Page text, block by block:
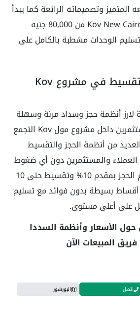
وتصميماته الرائعة كما يبدأ
سعر المتر في مول Kov New Cairo من 80,000 جنيه
الوحدات مشطبة بالكامل على
أنظمة الحجز والتقسيط في مشروع Kov
لارز أنظمة حجز وسداد مرنة وسهلة
لجميع العملاء والمستثمرين داخل مشروع مول Kov التجمع
من أنظمة الحجز والتقسيط
العملاء والمستثمرين دون أي ضغوط
للسداد، حيث يمكنهم الحجز بمقدم 10% وتقسيط حتى 10
بسيطة بدون فوائد مع تسليم
على أعلى مستوى.
حول الأسعار وأنظمة السددا
المبيعات الآن
اتصل البورشور